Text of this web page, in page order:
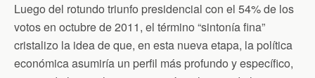
Luego del rotundo triunfo presidencial con el 54% de los
votos en octubre de 2011, el término “sintonía fina”
cristalizo la idea de que, en esta nueva etapa, la política
económica asumiría un perfil más profundo y específico,